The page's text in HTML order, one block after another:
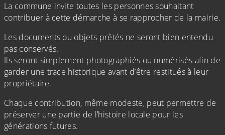
La commune invite toutes les personnes souhaitant
contribuer à cette démarche à se rapprocher de la mairie.
Les documents ou objets prêtés ne seront bien entendu
pas conservés.
Ils seront simplement photographiés ou numérisés afin de
garder une trace historique avant d’être restitués à leur
propriétaire.
Chaque contribution, même modeste, peut permettre de
préserver une partie de l’histoire locale pour les
générations futures.